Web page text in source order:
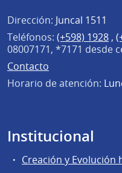
Dirección: Juncal 1511
Teléfonos: (+598) 1928 ,
08007171, *7171 desde
Contacto
Horario de atención:
Institucional
Creación y Evolución